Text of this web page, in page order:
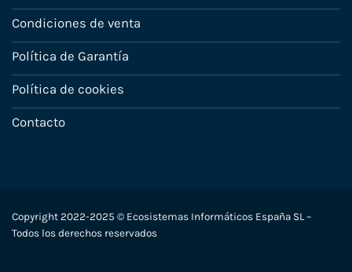
Condiciones de venta
Política de Garantía
Política de cookies
Contacto
Copyright 2022-2025 © Ecosistemas Informáticos España SL –
Todos los derechos reservados